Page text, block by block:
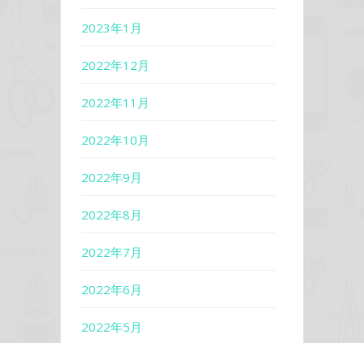
2023年1月
2022年12月
2022年11月
2022年10月
2022年9月
2022年8月
2022年7月
2022年6月
2022年5月